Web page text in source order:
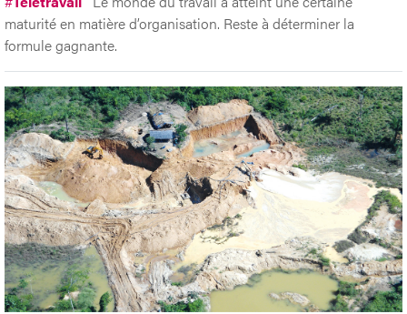
maturité en matière d’organisation. Reste à déterminer la
formule gagnante.